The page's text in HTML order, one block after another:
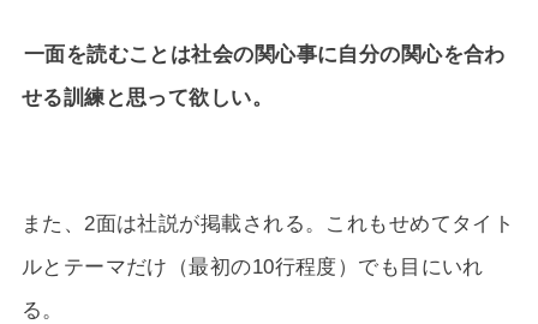
一面を読むことは社会の関心事に自分の関心を合わ
せる訓練と思って欲しい。
また、2面は社説が掲載される。これもせめてタイト
ルとテーマだけ（最初の10行程度）でも目にいれ
る。